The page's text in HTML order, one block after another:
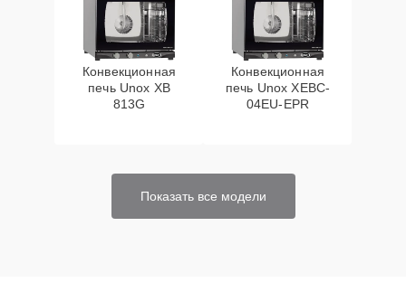
Конвекционная
печь Unox XB
813G
Конвекционная
печь Unox XEBC-
04EU-EPR
Показать все модели